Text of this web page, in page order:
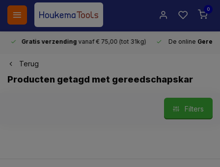
0
Gratis verzendingvanaf € 75,00 (tot 31kg) De online
Terug
Producten getagd met gereedschapskar
Filters